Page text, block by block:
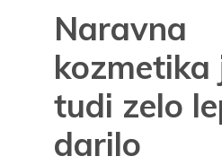
Naravna
kozmetika
tudi zelo
darilo